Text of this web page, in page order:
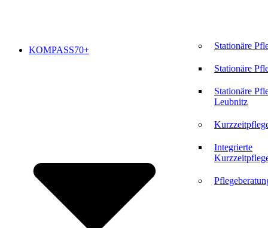
KOMPASS70+ Stationäre
Stationäre
Stationäre
Leubnitz
Integrierte